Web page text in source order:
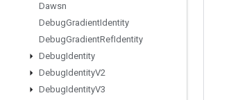
Dawsn
DebugGradientIdentity
DebugGradientRefIdentity
DebugIdentity
DebugIdentityV2
DebugIdentityV3